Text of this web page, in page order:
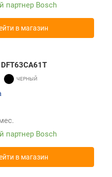
партнер Bosch
в магазин
партнер Bosch
в магазин